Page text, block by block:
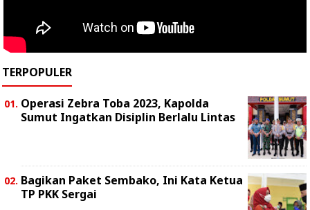
TERPOPULER
Operasi Zebra Toba 2023, Kapolda
Sumut Ingatkan Disiplin Berlalu Lintas
Bagikan Paket Sembako, Ini Kata Ketua
TP PKK Sergai